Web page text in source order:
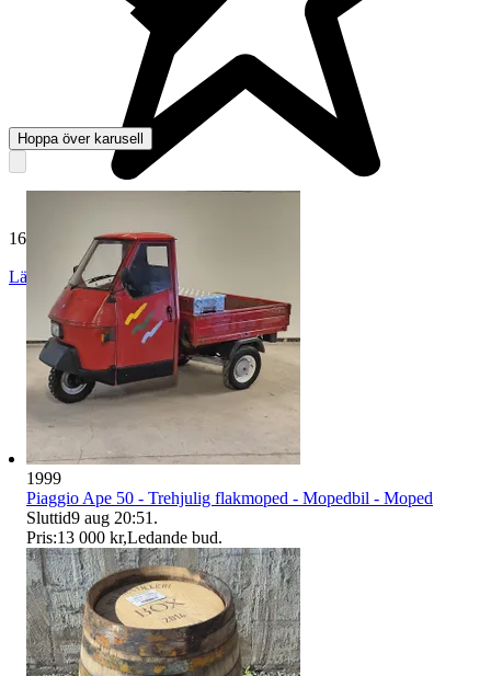
165 031 omdömen
Läs omdömen Följ
Hoppa över karusell
1999
Piaggio Ape 50 - Trehjulig flakmoped - Mopedbil - Moped
Sluttid9 aug 20:51 .
Pris:13 000 kr,Ledande bud.